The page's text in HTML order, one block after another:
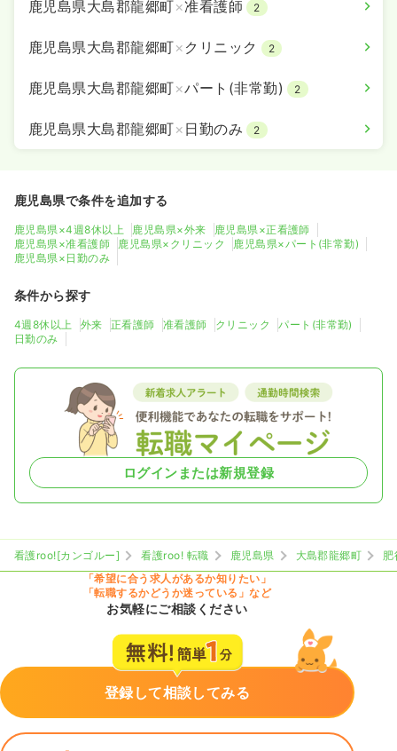
鹿児島県大島郡龍郷町×准看護師 2
鹿児島県大島郡龍郷町× クリニック 2
鹿児島県大島郡龍郷町×パート(非常勤) 2
鹿児島県大島郡龍郷町× 日勤のみ 2
鹿児島県で条件を追加する
鹿児島県×4週8休以上 鹿児島県×外来
鹿児島県×正看護師
鹿児島県×准看護師
鹿児島県×クリニック
鹿児島県×パート(非常勤)
鹿児島県×日勤のみ
条件から探す
4週8休以上 外来 正看護師 准看護師 クリニック
パート(非常勤)
日勤のみ
ログインまたは新規登録
看護roo![カンゴルー] 看護roo! 転職 鹿児島県 大島郡龍郷町
肥
「希望に合う求人があるか知りたい」
「転職するかどうか迷っている」など
お気軽にご相談ください
登録して相談してみる